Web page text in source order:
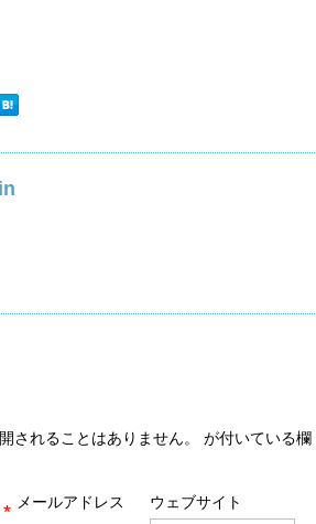
されることはありません。 が付いている欄
メールアドレス
* ウェブサイト